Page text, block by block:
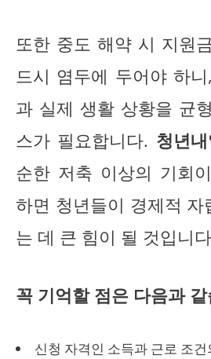
또한 중도 해약 시 지원
드시 염두에 두어야 하
과 실제 생활 상황을 균
스가 필요합니다. 청년
순한 저축 이상의 기회
하면 청년들이 경제적 자
는 데 큰 힘이 될 것입니
꼭 기억할 점은 다음과
신청 자격인 소득과 근로 조